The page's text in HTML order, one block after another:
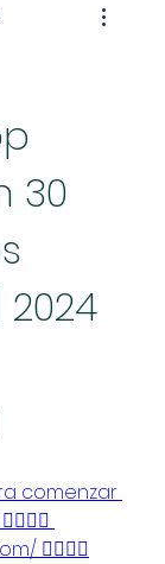
30
2024
comenzar
👈🏻👈🏻